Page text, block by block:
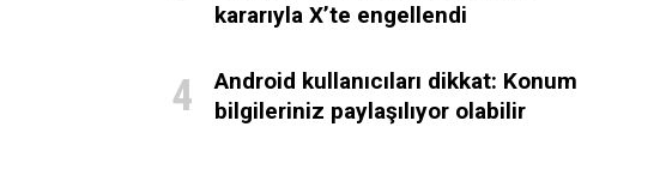
kararıyla X’te engellendi
Android kullanıcıları dikkat: Konum
bilgileriniz paylaşılıyor olabilir